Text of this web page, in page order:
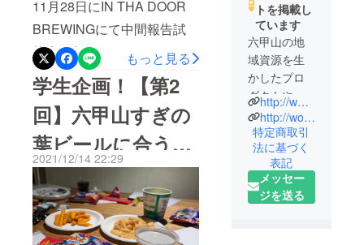
11月28日にIN THA DOOR
BREWINGにて中間報告試
飲会を行いました！この試
飲会ではマスコミ関係者や
本プロジェクトに協力して
下さった方を招待し、でき
たばかりのすぎの葉ビール
を試飲していただきまし
た。受付はこのような様子
になっていました(^ ^)受付
で使用したテーブルと、
もっと見る
学生企画！【第2
回】六甲山すぎの
葉ビールに合うお
つまみ決定選手
権！
2021/12/14 22:29
トを掲載し
ています
六甲山の地
域資源を生
かしたプロ
ダクトや商
品開発を行
い、行政や
地元企業と
協働しなが
ら神戸の森
とまちをつ
http://www.share-woods.jp
http://woods-kids.jp/index.html
特定商取引
法に基づく
表記
メッセー
ジを送る